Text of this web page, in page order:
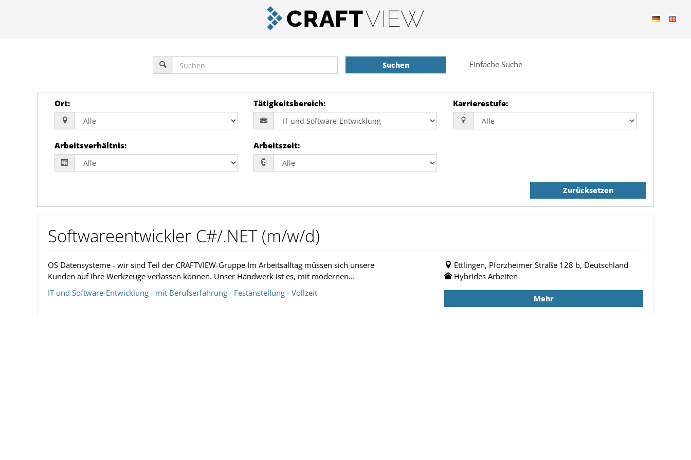
Suchen Einfache Suche
Ort: Tätigkeitsbereich: Karrierestufe:
Arbeitsverhältnis: Arbeitszeit:
Zurücksetzen
Softwareentwickler C#/.NET (m/w/d)
OS Datensysteme - wir sind Teil der CRAFTVIEW-Gruppe Im Arbeitsalltag müssen sich unsere
Kunden auf ihre Werkzeuge verlassen können. Unser Handwerk ist es, mit modernen...
IT und Software-Entwicklung - mit Berufserfahrung - Festanstellung - Vollzeit
Ettlingen, Pforzheimer Straße 128 b, Deutschland
Hybrides Arbeiten
Mehr